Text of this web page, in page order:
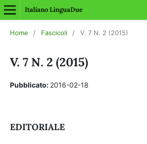
Italiano LinguaDue
Home / Fascicoli / V. 7 N. 2 (2015)
V. 7 N. 2 (2015)
Pubblicato: 2016-02-18
EDITORIALE